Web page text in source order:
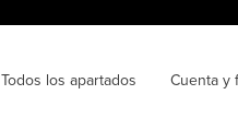
Todos los apartados Cuenta y